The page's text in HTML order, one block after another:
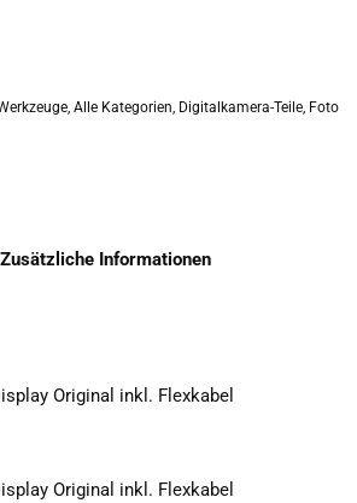
, Alle Kategorien, Digitalkamera-Teile, Foto
Zusätzliche Informationen
Original inkl. Flexkabel
Original inkl. Flexkabel